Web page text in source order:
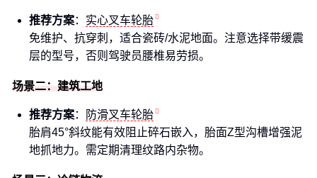
推荐方案： 实心叉车轮胎
免维护、抗穿刺，适合瓷砖/水泥地面。注意选择带缓震
层的型号，否则驾驶员腰椎易劳损。
场景二：建筑工地
推荐方案：
防滑叉车轮胎
胎肩45°斜纹能有效阻止碎石嵌入，胎面Z型沟槽增强泥
地抓地力。需定期清理纹路内杂物。